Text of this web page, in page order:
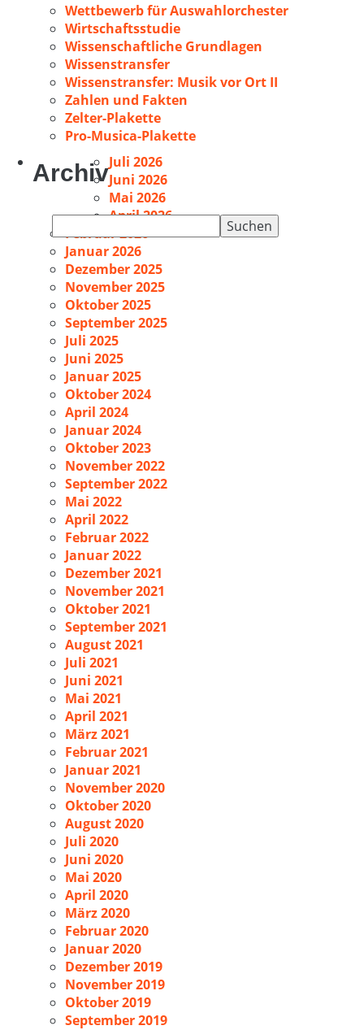
nach:
Wettbewerb für Auswahlorchester
Wirtschaftsstudie
Wissenschaftliche Grundlagen
Wissenstransfer
Wissenstransfer: Musik vor Ort II
Zahlen und Fakten
Zelter-Plakette
Pro-Musica-Plakette
ArchivJuli 2026
Juni 2026
Mai 2026
April 2026
Februar 2026
Januar 2026
Dezember 2025
November 2025
Oktober 2025
September 2025
Juli 2025
Juni 2025
Januar 2025
Oktober 2024
April 2024
Januar 2024
Oktober 2023
November 2022
September 2022
Mai 2022
April 2022
Februar 2022
Januar 2022
Dezember 2021
November 2021
Oktober 2021
September 2021
August 2021
Juli 2021
Juni 2021
Mai 2021
April 2021
März 2021
Februar 2021
Januar 2021
November 2020
Oktober 2020
August 2020
Juli 2020
Juni 2020
Mai 2020
April 2020
März 2020
Februar 2020
Januar 2020
Dezember 2019
November 2019
Oktober 2019
September 2019